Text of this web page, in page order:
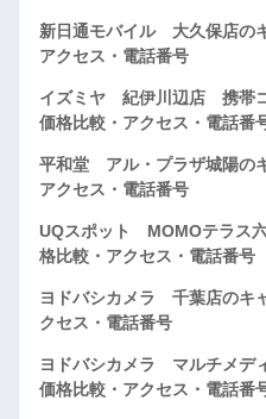
新日通モバイル 大久保店の
アクセス・電話番号
イズミヤ 紀伊川辺店 携帯コ
価格比較・アクセス・電話番
平和堂 アル・プラザ城陽の
アクセス・電話番号
UQスポット MOMOテラス
格比較・アクセス・電話番号
ヨドバシカメラ 千葉店のキ
クセス・電話番号
ヨドバシカメラ マルチメデ
価格比較・アクセス・電話番